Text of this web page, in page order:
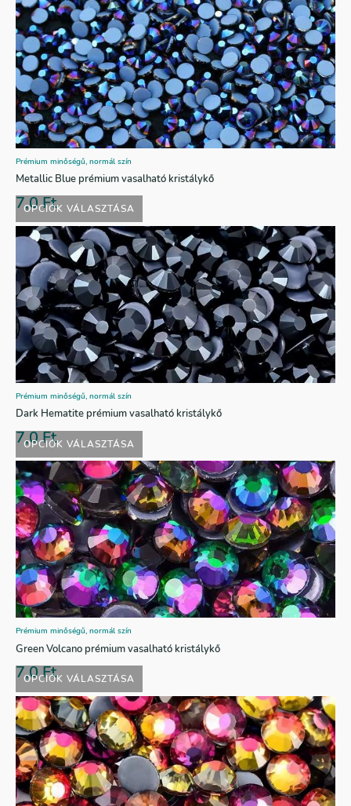
OPCIÓK VÁLASZTÁSA
Prémium minőségű, normál szín
Metallic Blue prémium vasalható kristálykő
7,0Ft
OPCIÓK VÁLASZTÁSA
Prémium minőségű, normál szín
Dark Hematite prémium vasalható kristálykő
7,0Ft
OPCIÓK VÁLASZTÁSA
Prémium minőségű, normál szín
Green Volcano prémium vasalható kristálykő
7,0Ft